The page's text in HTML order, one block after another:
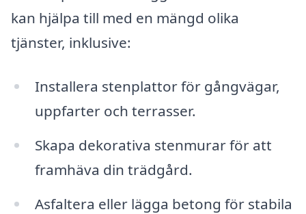
kan hjälpa till med en mängd olika
tjänster, inklusive:
Installera stenplattor för gångvägar,
uppfarter och terrasser.
Skapa dekorativa stenmurar för att
framhäva din trädgård.
Asfaltera eller lägga betong för stabila